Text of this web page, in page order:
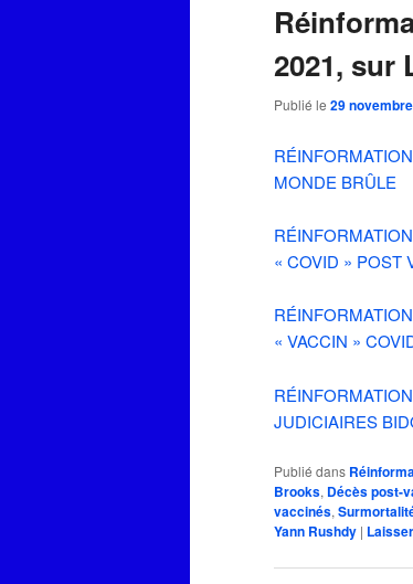
2021, sur
Publié le 29
MONDE BRÛLE
« COVID » POST
« VACCIN »
JUDICIAIRES
Publié dans
Brooks, Décès post-
vaccinés,
Yann Rushdy |